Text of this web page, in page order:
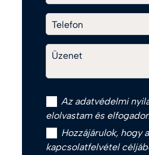
Telefon
Üzenet
Az adatvédelmi
elolvastam és
Hozzájárulok, hogy
kapcsolatfelvétel